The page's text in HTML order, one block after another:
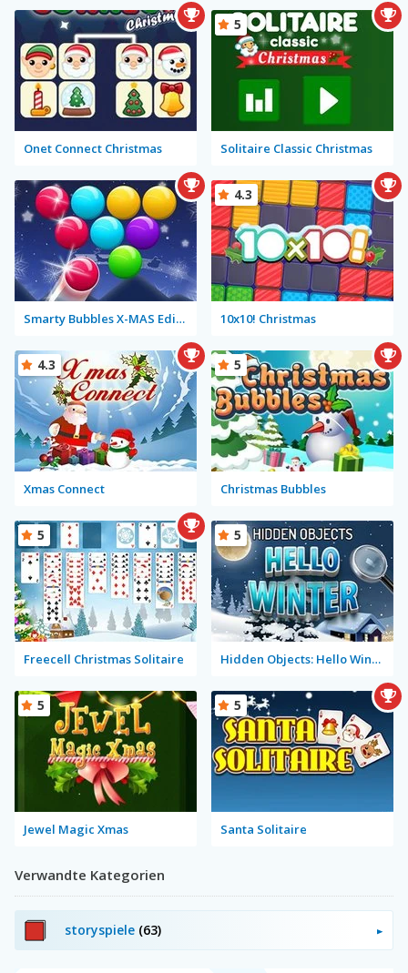
Onet Connect Christmas Solitaire Classic Christmas
5
Smarty Bubbles X-MAS Edition 10x10! Christmas
4.3
Xmas Connect
4.3
Christmas Bubbles
5
Freecell Christmas Solitaire
5
Hidden Objects: Hello Winter
5
Jewel Magic Xmas
5
Santa Solitaire
5
Verwandte Kategorien
storyspiele (63)